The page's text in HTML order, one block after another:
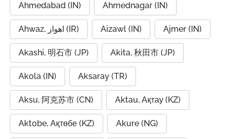
Ahmedabad (IN) Ahmednagar (IN)
Ahwaz, اهواز (IR) Aizawl (IN) Ajmer (IN)
Akashi, 明石市 (JP) Akita, 秋田市 (JP)
Akola (IN) Aksaray (TR)
Aksu, 阿克苏市 (CN) Aktau, Ақтау (KZ)
Aktobe, Ақтөбе (KZ) Akure (NG)